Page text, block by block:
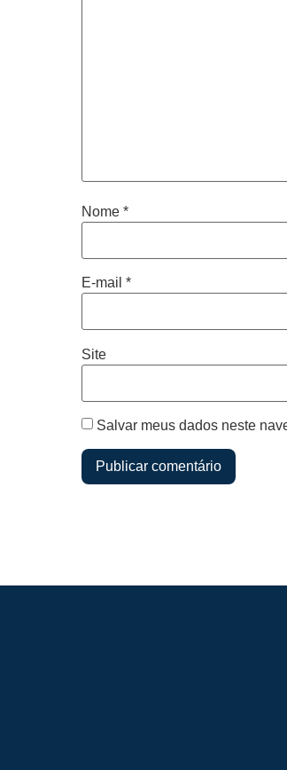
Nome *
E-mail *
Site
Salvar meus dados neste